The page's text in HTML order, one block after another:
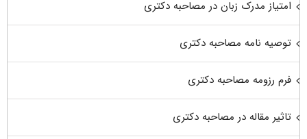
امتیاز مدرک زبان در مصاحبه دکتری
توصیه نامه مصاحبه دکتری
فرم رزومه مصاحبه دکتری
تاثیر مقاله در مصاحبه دکتری